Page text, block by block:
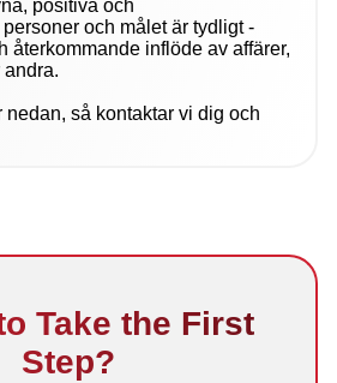
positiva och
och målet är tydligt -
återkommande inflöde av affärer,
nedan, så kontaktar vi dig och
Take the First
Step?